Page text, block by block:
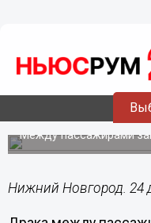
Нетрезвый
девушку в
Между пассажирами
Нижний Новгород. 24